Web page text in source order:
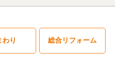
事の全工程を通して感じられた
開始してからは、工事監督の方
項についてその都度わかりやす
や不安にも迅速かつ誠実に対応
わり 総合リフォーム